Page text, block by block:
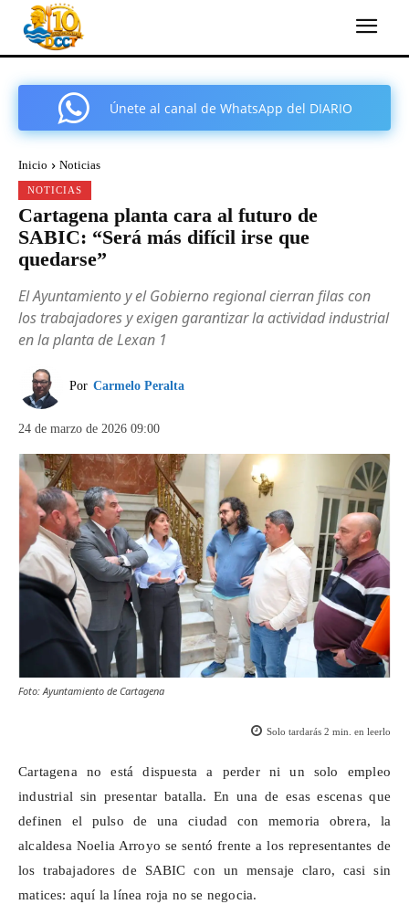
Únete al canal de WhatsApp del DIARIO
Inicio Noticias
NOTICIAS
Cartagena planta cara al futuro de
SABIC: “Será más difícil irse que
quedarse”
El Ayuntamiento y el Gobierno regional cierran filas con
los trabajadores y exigen garantizar la actividad industrial
en la planta de Lexan 1
Por Carmelo Peralta
24 de marzo de 2026 09:00
Foto: Ayuntamiento de Cartagena
Solo tardarás 2 min. en leerlo
Cartagena no está dispuesta a perder ni un solo empleo
industrial sin presentar batalla. En una de esas escenas que
definen el pulso de una ciudad con memoria obrera, la
alcaldesa Noelia Arroyo se sentó frente a los representantes de
los trabajadores de SABIC con un mensaje claro, casi sin
matices: aquí la línea roja no se negocia.